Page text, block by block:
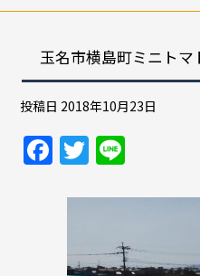
玉名市横島町ミニト
投稿日 2018年10月23日
F
a
c
b
T
w
itt
er
e